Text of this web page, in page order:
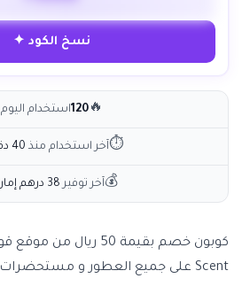
نسخ الكود ✦
🔥
120استخدام اليوم
⏱آخر استخدام منذ 40 دقيقة
💰آخر توفير 38 درهم إماراتي
Scent على جميع العطور و مستحضرات التجميل